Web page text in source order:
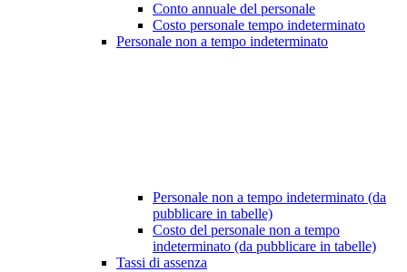
Conto annuale del personale
Costo personale tempo indeterminato
Personale non a tempo indeterminato
Personale non a tempo indeterminato (da
pubblicare in tabelle)
Costo del personale non a tempo
indeterminato (da pubblicare in tabelle)
Tassi di assenza